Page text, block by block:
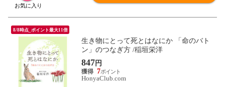
8/8時点_ポイント最大11倍
生き物にとって死とはなにか 「命のバト
ン」のつなぎ方 /稲垣栄洋
847 円
7
HonyaClub.com